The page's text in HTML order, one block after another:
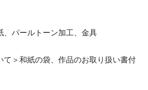
、パールトーン加工、金具
て＞和紙の袋、作品のお取り扱い書付